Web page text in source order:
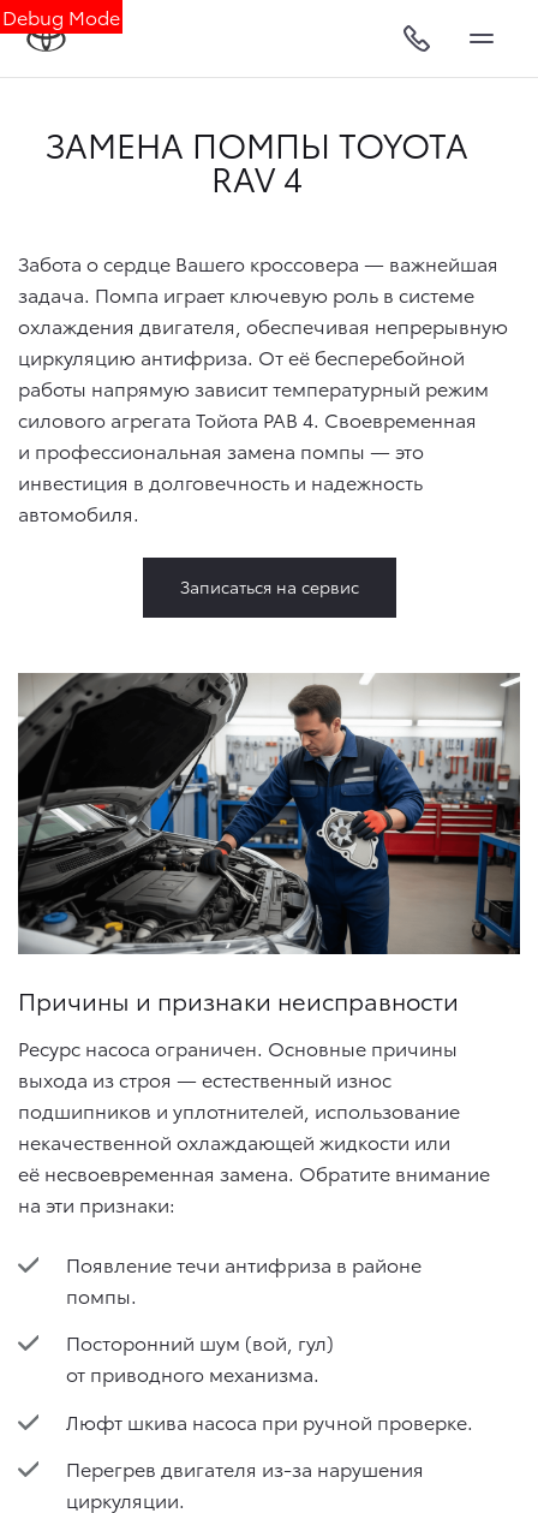
Debug Mode
ЗАМЕНА ПОМПЫ TOYOTA
RAV 4
Забота о сердце Вашего кроссовера — важнейшая
задача. Помпа играет ключевую роль в системе
охлаждения двигателя, обеспечивая непрерывную
циркуляцию антифриза. От её бесперебойной
работы напрямую зависит температурный режим
силового агрегата Тойота РАВ 4. Своевременная
и профессиональная замена помпы — это
инвестиция в долговечность и надежность
автомобиля.
Записаться на сервис
Причины и признаки неисправности
Ресурс насоса ограничен. Основные причины
выхода из строя — естественный износ
подшипников и уплотнителей, использование
некачественной охлаждающей жидкости или
её несвоевременная замена. Обратите внимание
на эти признаки:
Появление течи антифриза в районе
помпы.
Посторонний шум (вой, гул)
от приводного механизма.
Люфт шкива насоса при ручной проверке.
Перегрев двигателя из-за нарушения
циркуляции.